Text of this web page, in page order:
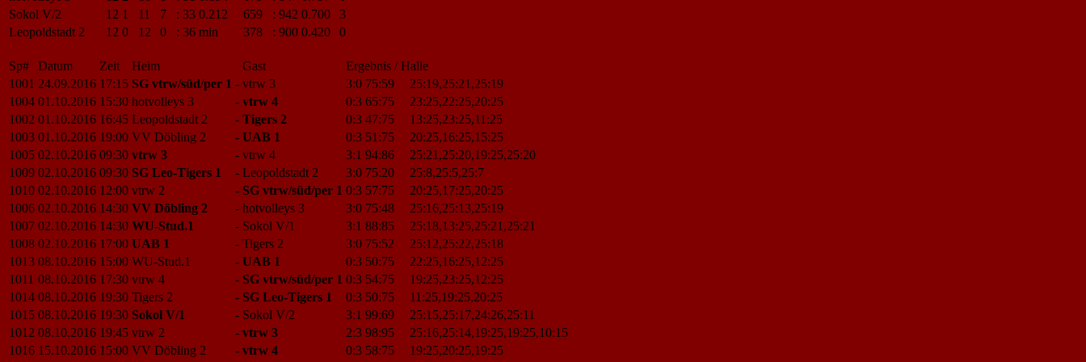
Sokol V/2
12 1 11 7 : 33 0.212 659 : 942 0.700
3
Leopoldstadt 2
12 0 12 0 : 36 min 378 : 900 0.420 0
Sp# Datum Zeit Heim Gast
Ergebnis / Halle
1001 24.09.2016 17:15 SG vtrw/süd/per 1 - vtrw 3 3:0 75:59
25:19,25:21,25:19
1004 01.10.2016 15:30 hotvolleys 3 - vtrw 4 0:3 65:75
23:25,22:25,20:25
1002 01.10.2016 16:45 Leopoldstadt 2 - Tigers 2 0:3 47:75
13:25,23:25,11:25
1003 01.10.2016 19:00 VV Döbling 2 - UAB 1 0:3 51:75
20:25,16:25,15:25
1005 02.10.2016 09:30 vtrw 3 - vtrw 4 3:1 94:86
25:21,25:20,19:25,25:20
1009 02.10.2016 09:30 SG Leo-Tigers 1 - Leopoldstadt 2 3:0 75:20
25:8,25:5,25:7
1010 02.10.2016 12:00 vtrw 2 - SG vtrw/süd/per 1 0:3 57:75
20:25,17:25,20:25
1006 02.10.2016 14:30 VV Döbling 2 - hotvolleys 3 3:0 75:48
25:16,25:13,25:19
1007 02.10.2016 14:30 WU-Stud.1 - Sokol V/1 3:1 88:85
25:18,13:25,25:21,25:21
1008 02.10.2016 17:00 UAB 1 - Tigers 2 3:0 75:52
25:12,25:22,25:18
1013 08.10.2016 15:00 WU-Stud.1 - UAB 1 0:3 50:75
22:25,16:25,12:25
1011 08.10.2016 17:30 vtrw 4 - SG vtrw/süd/per 1 0:3 54:75
19:25,23:25,12:25
1014 08.10.2016 19:30 Tigers 2 - SG Leo-Tigers 1 0:3 50:75
11:25,19:25,20:25
1015 08.10.2016 19:30 Sokol V/1 - Sokol V/2 3:1 99:69
25:15,25:17,24:26,25:11
1012 08.10.2016 19:45 vtrw 2 - vtrw 3 2:3 98:95
25:16,25:14,19:25,19:25,10:15
1016 15.10.2016 15:00 VV Döbling 2 - vtrw 4 0:3 58:75
19:25,20:25,19:25